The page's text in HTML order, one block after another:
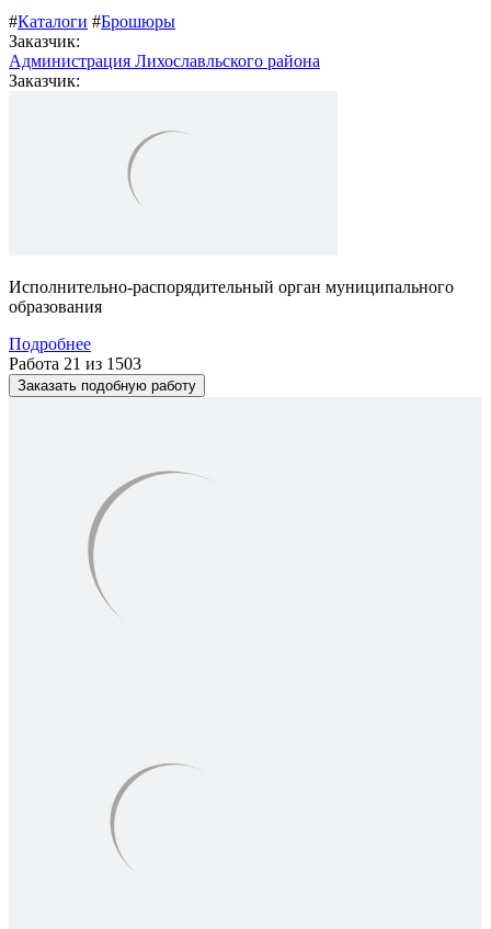
#Каталоги #Брошюры
Заказчик:
Администрация Лихославльского района
Заказчик:
Исполнительно-распорядительный орган муниципального
образования
Подробнее
Работа 21 из 1503
Заказать подобную работу